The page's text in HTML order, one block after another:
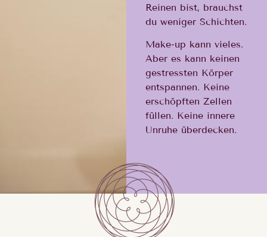
Reinen bist, brauchst
du weniger Schichten.
Make-up kann vieles.
Aber es kann keinen
gestressten Körper
entspannen. Keine
erschöpften Zellen
füllen. Keine innere
Unruhe überdecken.